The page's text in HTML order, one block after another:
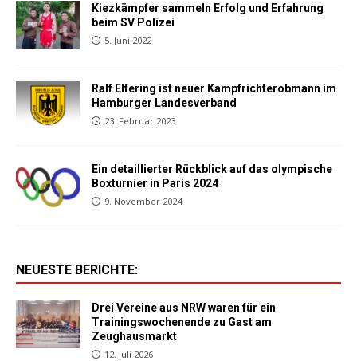
Kiezkämpfer sammeln Erfolg und Erfahrung
beim SV Polizei
5. Juni 2022
Ralf Elfering ist neuer Kampfrichterobmann im
Hamburger Landesverband
23. Februar 2023
Ein detaillierter Rückblick auf das olympische
Boxturnier in Paris 2024
9. November 2024
NEUESTE BERICHTE:
Drei Vereine aus NRW waren für ein
Trainingswochenende zu Gast am
Zeughausmarkt
12. Juli 2026